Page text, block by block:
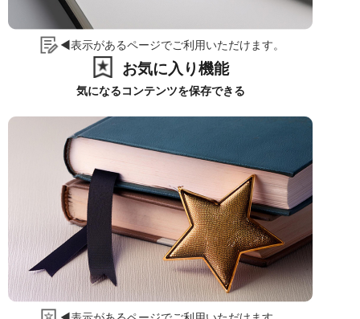
◀表示があるページでご利用いただけます。
お気に入り機能
気になるコンテンツを保存できる